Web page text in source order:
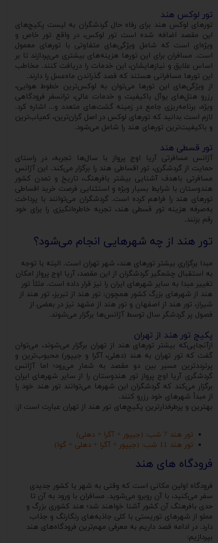
تور لوکس هند
تورهای لوکس هند برای رفاه حال گردشگران به لیست پکیج‌های
این مقصد اضافه شده است تور لوکس، در واقع تور خاص و
ویژه‌ای است که شامل ویژگی‌های متفاوتی با تورهای معمول
است. مسافران برای این تورها هزینه‌های بیشتری می‌پردازند تا بر
اساس علایق و نیازهایشان، این خدمات را دریافت کنند. مخاطب
این تورها مسافرانی هستند که قصد گذراندن ماه‌عسل را دارند.
از ویژگی‌های این تورها می‌توان به لوکس‌ترین خطوط هوایی،
رزرو هتل‌های یوآل باکیفیت و خدمات عالی، ترانسفر فرودگاهی
ویژه، برنامه‌ریزی جامع در زمینه گشت‌های متعدد و... اشاره کرد.
لازم است بدانید که تورهای لوکس در اصل گران‌ترین، کمیاب‌ترین
و باکیفیت‌ترین تورهای هند را شامل می‌شود.
تور قسطی هند
آژانس مسافرتی آریا اوج پرواز با سال‌ها تجربه، در راستای
حمایت از گردشگری، تور اقساطی هند را برگزار می‌کند. این آژانس
مسافرتی باهدف آشنایی بیشتر بافرهنگ، تاریخ و تمدن کشور
هندوستان با شرایط بسیار ویژه و استثنایی فرصت خرید اقساطی
تورهای هند را فراهم کرده است. گردشگران می‌توانند با پرداخت
به‌صرفه هزینه تور قسطی هند، تجربه خاطره‌انگیزی را برای خود
رقم بزنند.
تور هند از چه شهرهایی انجام می‌شود؟
مبدا برگزاری بیشتر تورهای هند، شهر تهران است. البته با توجه
به استقبال چشمگیر گردشگران از این مقصد، آریا اوج پرواز امکان
تغییر مبدا به سایر شهرهای ایران را نیز قرار داده است. مثلاً تور
هند از شهرهای بزرگ کشور همچون: تور هند از تبریز، تور هند از
شیراز، تور هند از اصفهان و تور هند از مشهد نیز در بعضی از
فصول پر گردشگر سال توسط آژانس‌ها برگزار می‌شوند.
پکیج تور هند از تهران
ازآنجایی‌که بیشتر تورهای هند از تهران برگزار می‌شوند، می‌توان
گفت که تور تهران به هند (دهلی، آگرا و جیپور) محبوب‌ترین و
پرترددترین مسیر بین دو مقصد به شمار می‌رود؛ اما آژانس
گردشگری آریا اوج پرواز تور هندوستان را از سایر شهرهای ایران
برگزار می‌کند که گردشگران این شهرها می‌توانند تور هند خود را
از مبدأ شهرهای خود رزرو کنند.
بهترین و پرطرفدارترین پکیج‌های تور هند از تهران عبارت است از:
تور هند 7 شب: (جیپور + آگرا + دهلی)
تور هند 11 شب: (جیپور + آگرا + دهلی + گوا)
فرودگاه های هند
فرودگاه اولین مکانی است که وقتی به شهر یا کشور جدیدی
سفر می‌کنید، با آن روبرو می‌شوید. مسافران با ورود به آن تا
حدی بافرهنگ آن کشور آشنا خواهند شد؛ هند کشوری بزرگ و
مملو از شهرهای توریستی با کلی جاذبه‌های رنگارنگ و جذاب
دارد. در ادامه قصد داریم به معرفی مهم‌ترین فرودگاه‌های هند
بپردازیم: